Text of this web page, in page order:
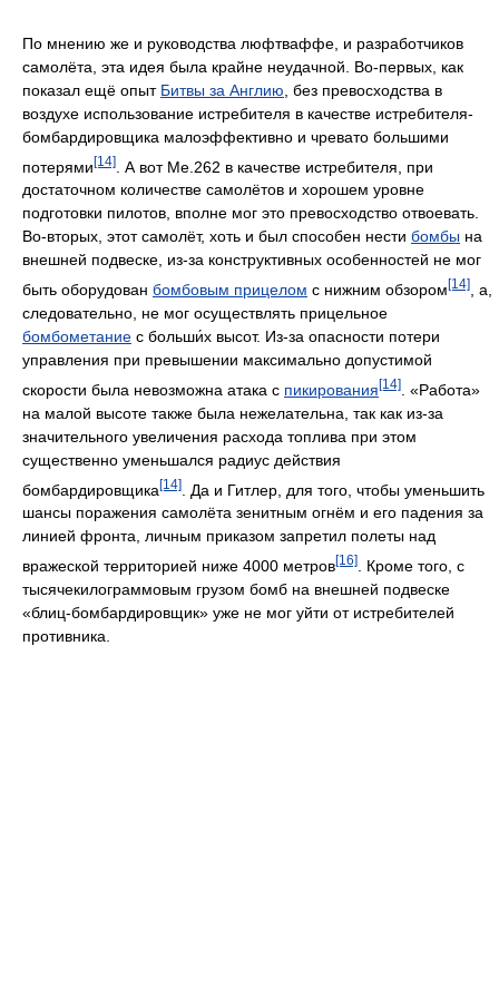
По мнению же и руководства люфтваффе, и разработчиков
самолёта, эта идея была крайне неудачной. Во-первых, как
показал ещё опыт Битвы за Англию , без превосходства в
воздухе использование истребителя в качестве истребителя-
бомбардировщика малоэффективно и чревато большими
потерями[14]
. А вот Me.262 в качестве истребителя, при
достаточном количестве самолётов и хорошем уровне
подготовки пилотов, вполне мог это превосходство отвоевать.
Во-вторых, этот самолёт, хоть и был способен нести бомбы на
внешней подвеске, из-за конструктивных особенностей не мог
быть оборудован бомбовым прицелом с нижним обзором [14]
, а,
следовательно, не мог осуществлять прицельное
бомбометание с больши́х высот. Из-за опасности потери
управления при превышении максимально допустимой
скорости была невозможна атака с пикирования[14]
. «Работа»
на малой высоте также была нежелательна, так как из-за
значительного увеличения расхода топлива при этом
существенно уменьшался радиус действия
бомбардировщика[14]
. Да и Гитлер, для того, чтобы уменьшить
шансы поражения самолёта зенитным огнём и его падения за
линией фронта, личным приказом запретил полеты над
вражеской территорией ниже 4000 метров[16]
. Кроме того, с
тысячекилограммовым грузом бомб на внешней подвеске
«блиц-бомбардировщик» уже не мог уйти от истребителей
противника.